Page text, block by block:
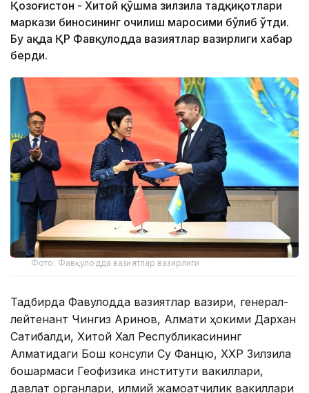
Қозоғистон - Хитой қўшма зилзила тадқиқотлари
маркази биносининг очилиш маросими бўлиб ўтди.
Бу ҳақда ҚР Фавқулодда вазиятлар вазирлиги хабар
берди.
Фото: Фавқулодда вазиятлар вазирлиги
Тадбирда Фавқулодда вазиятлар вазири, генерал-
лейтенант Чингиз Аринов, Алмати ҳокими Дархан
Сатибалди, Хитой Халқ Республикасининг
Алматидаги Бош консули Су Фанцю, ХХР Зилзила
бошқармаси Геофизика институти вакиллари,
давлат органлари, илмий жамоатчилик вакиллари